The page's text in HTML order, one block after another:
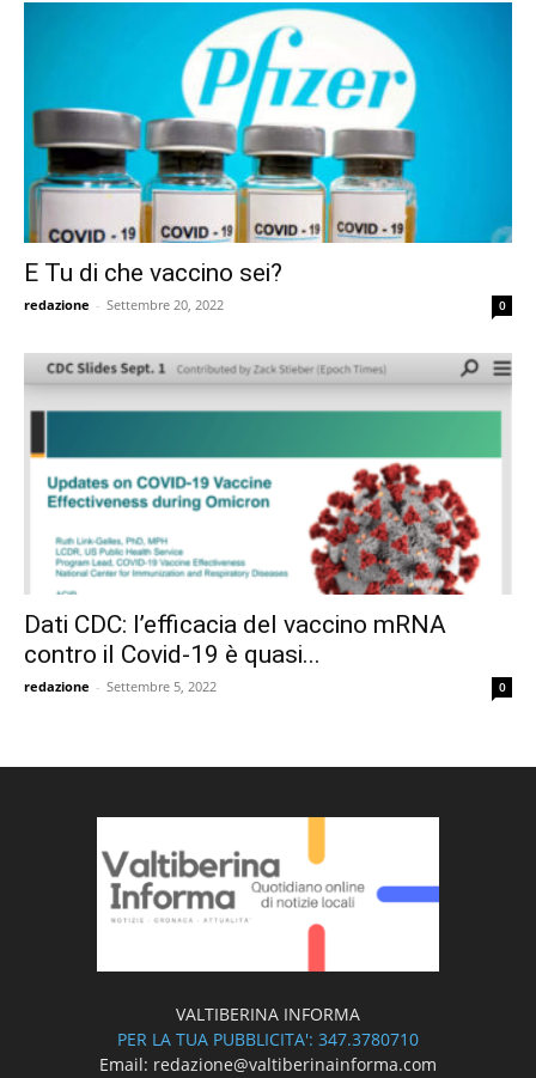
E Tu di che vaccino sei?
redazione - Settembre 20, 2022 0
Dati CDC: l’efficacia del vaccino mRNA
contro il Covid-19 è quasi...
redazione - Settembre 5, 2022 0
VALTIBERINA INFORMA
PER LA TUA PUBBLICITA': 347.3780710
Email: redazione@valtiberinainforma.com